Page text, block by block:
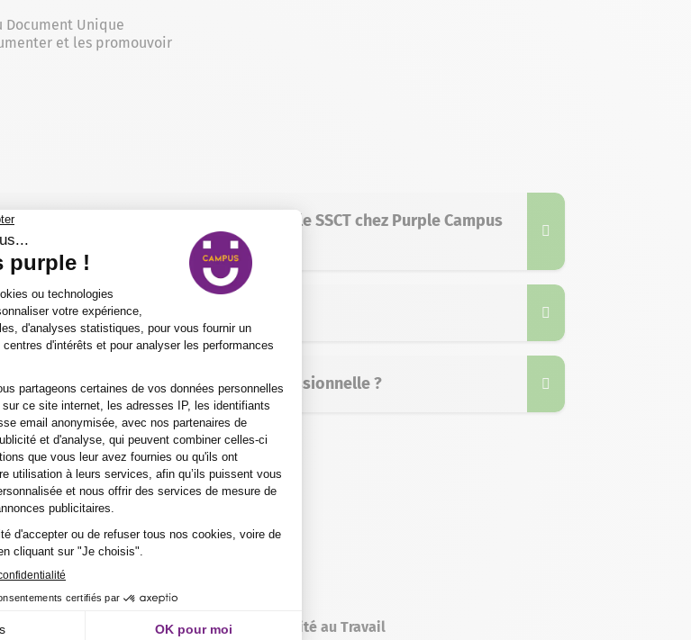
Document Unique
et les promouvoir
du CSE : Renouvellement module SSCT chez Purple Campus
en situation de handicap ?
aux personnes en reconversion professionnelle ?
module SSCT
de formation
lieux et réglementation en Santé et Sécurité au Travail